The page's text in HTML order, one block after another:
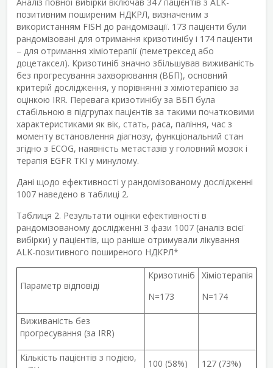
позитивним поширеним НДКРЛ, визначеним з
використанням FISH до рандомізації. 173 пацієнти були
рандомізовані для отримання кризотинібу і 174 пацієнти
– для отримання хіміотерапії (пеметрексед або
доцетаксел). Кризотиніб значно збільшував виживаність
без прогресування захворювання (ВБП), основний
критерій дослідження, у порівнянні з хіміотерапією за
оцінкою IRR. Перевага кризотинібу за ВБП була
стабільною в підгрупах пацієнтів за такими початковими
характеристиками як вік, стать, раса, паління, час з
моменту встановлення діагнозу, функціональний стан
згідно з ECOG, наявність метастазів у головний мозок і
терапія EGFR TKI у минулому.
Дані щодо ефективності у рандомізованому дослідженні
1007 наведено в таблиці 2.
Таблиця 2. Результати оцінки ефективності в
рандомізованому дослідженні 3 фази 1007 (аналіз всієї
вибірки) у пацієнтів, що раніше отримували лікування
ALK-позитивного поширеного НДКРЛ*
Параметр відповіді
Кризотиніб
N=173
Хіміотерапія
N=174
Виживаність без
прогресування (за IRR)
Кількість пацієнтів з подією,
100 (58%) 127 (73%)